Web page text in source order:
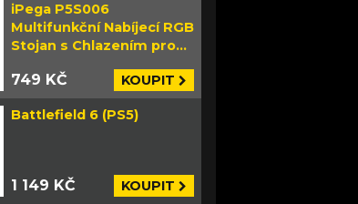
iPega P5S006
Multifunkční Nabíjecí RGB
Stojan s Chlazením pro
749 KČ KOUPIT
Battlefield 6 (PS5)
1 149 KČ KOUPIT